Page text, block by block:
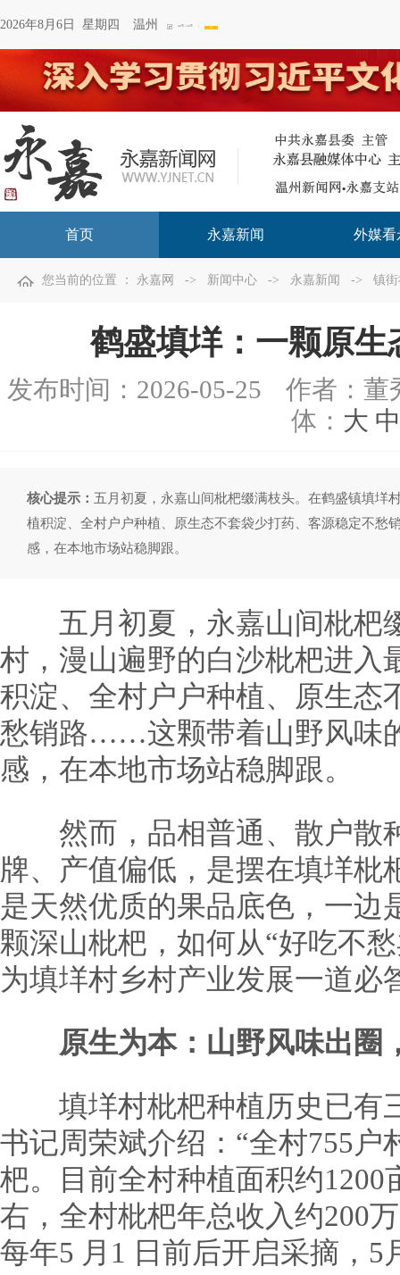
2026年8月6日 星期四 温州
首页 永嘉新闻 外媒看
您当前的位置 ： 永嘉网 -> 新闻中心 -> 永嘉新闻 -> 镇
鹤盛填垟：一颗原
发布时间： 2026-05-25
作者：董
体： 大 中
核心提示： 五月初夏，永嘉山间枇杷缀满枝头。在鹤盛镇填垟
植积淀、全村户户种植、原生态不套袋少打药、客源稳定不
感，在本地市场站稳脚跟。
五月初夏，永嘉山间枇杷
村，漫山遍野的白沙枇杷进入
积淀、全村户户种植、原生态
愁销路……这颗带着山野风味
感，在本地市场站稳脚跟。
然而，品相普通、散户散
牌、产值偏低，是摆在填垟枇
是天然优质的果品底色，一边
颗深山枇杷，如何从“好吃不
为填垟村乡村产业发展一道必
原生为本：山野风味出圈
填垟村枇杷种植历史已有
书记周荣斌介绍：“全村755
杷。目前全村种植面积约1200
右，全村枇杷年总收入约200
每年5 月1 日前后开启采摘，5